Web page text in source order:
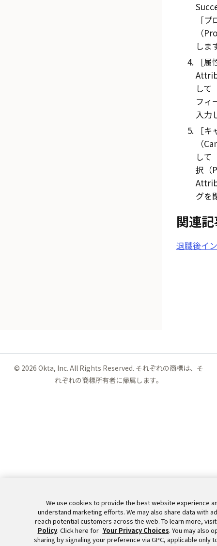
プ
（
しま
属
して
フィ
入力
キ
（
して
択（
グを
関連
退職後イ
© 2026 Okta, Inc. All Rights Reserved. それぞれの商標は、そ
れぞれの商標所有者に帰属します。
We use cookies to provide the best website experience
understand marketing efforts. We may also share data with
reach potential customers across the web. To learn more,
Policy. Click here for Your Privacy Choices. You may also
sharing by signaling your preference via GPC, applicable only